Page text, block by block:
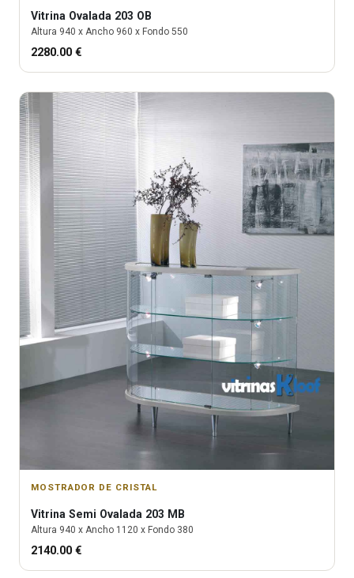
Vitrina Ovalada 203 OB
Altura 940 x Ancho 960 x Fondo 550
2280.00 €
MOSTRADOR DE CRISTAL
Vitrina Semi Ovalada 203 MB
Altura 940 x Ancho 1120 x Fondo 380
2140.00 €